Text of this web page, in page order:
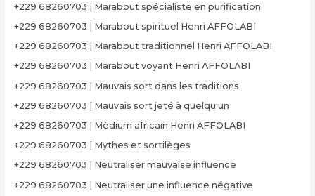
+229 68260703 | Marabout spécialiste en purification
+229 68260703 | Marabout spirituel Henri AFFOLABI
+229 68260703 | Marabout traditionnel Henri AFFOLABI
+229 68260703 | Marabout voyant Henri AFFOLABI
+229 68260703 | Mauvais sort dans les traditions
+229 68260703 | Mauvais sort jeté à quelqu'un
+229 68260703 | Médium africain Henri AFFOLABI
+229 68260703 | Mythes et sortilèges
+229 68260703 | Neutraliser mauvaise influence
+229 68260703 | Neutraliser une influence négative